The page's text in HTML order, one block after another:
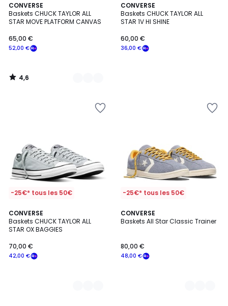
CONVERSE
Baskets CHUCK TAYLOR ALL
STAR MOVE PLATFORM CANVAS
52,00 €
65,00 €
4,6
/ 5
3
Couleurs
4,6
/
CONVERSE
Baskets CHUCK TAYLOR ALL
STAR 1V HI SHINE
36,00 €
60,00 €
-25€* tous les 50€
CONVERSE
Baskets CHUCK TAYLOR ALL
STAR OX BAGGIES
42,00 €
70,00 €
2
Couleurs
-25€* tous les 50€
CONVERSE
Baskets All Star Classic Trainer
48,00 €
80,00 €
3
Couleurs